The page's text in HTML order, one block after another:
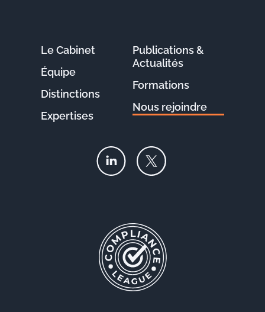
Le Cabinet
Équipe
Distinctions
Expertises
Publications &
Actualités
Formations
Nous rejoindre